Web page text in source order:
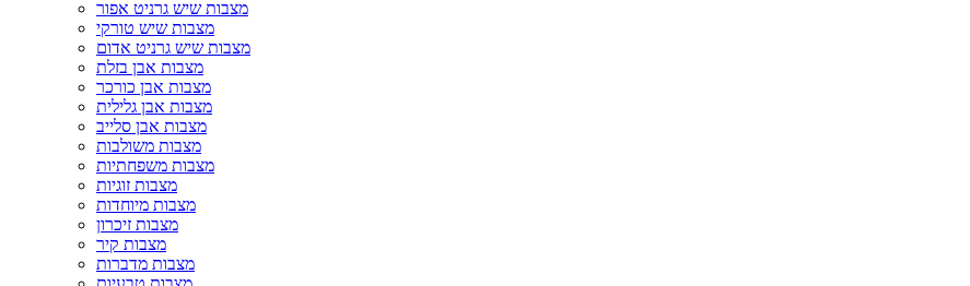
מצבות שיש גרניט אפור
מצבות שיש טורקי
מצבות שיש גרניט אדום
מצבות אבן בזלת
מצבות אבן כורכר
מצבות אבן גלילית
מצבות אבן סלייב
מצבות משולבות
מצבות משפחתיות
מצבות זוגיות
מצבות מיוחדות
מצבות זיכרון
מצבות קיר
מצבות מדברות